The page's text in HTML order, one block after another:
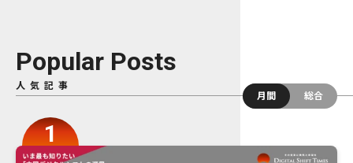
Popular Posts
人気記事
月間
総合